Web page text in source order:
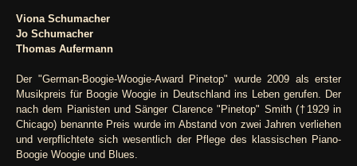
Viona Schumacher
Jo Schumacher
Thomas Aufermann
Der "German-Boogie-Woogie-Award Pinetop" wurde 2009 als erster
Musikpreis für Boogie Woogie in Deutschland ins Leben gerufen. Der
nach dem Pianisten und Sänger Clarence "Pinetop" Smith (†1929 in
Chicago) benannte Preis wurde im Abstand von zwei Jahren verliehen
und verpflichtete sich wesentlich der Pflege des klassischen Piano-
Boogie Woogie und Blues.